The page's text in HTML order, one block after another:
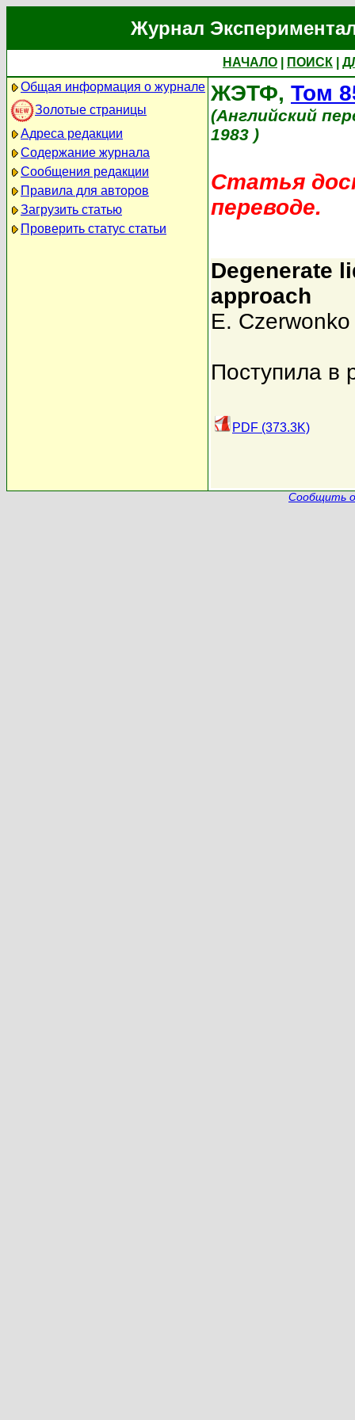
Журнал
НАЧАЛО ПОИСК
Общая информация о журнале
Золотые страницы
Адреса редакции
Содержание журнала
Сообщения редакции
Правила для авторов
Загрузить статью
Проверить статус статьи
ЖЭТФ, Том
(Английский
1983 )
Статья
переводе.
Degenerate
approach
E. Czerwonko
Поступила в
PDF (373.3K)
Сообщить о